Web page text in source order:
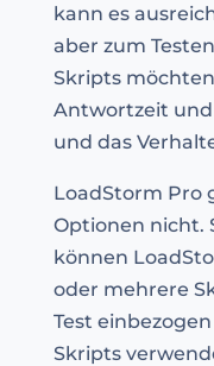
kann es
aber zum
Skripts
Antwortzeit
und das
LoadStorm Pro
Optionen nicht.
können
oder mehrere
Test
Skripts